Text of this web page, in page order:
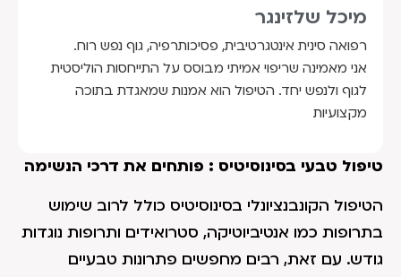
מיכל שלזינגר
רפואה סינית אינטגרטיבית, פסיכותרפיה, גוף נפש רוח.
אני מאמינה שריפוי אמיתי מבוסס על התייחסות הוליסטית
לגוף ולנפש יחד. הטיפול הוא אמנות שמאגדת בתוכה
מקצועיות
טיפול טבעי בסינוסיטיס : פותחים את דרכי הנשימה
הטיפול הקונבנציונלי בסינוסיטיס כולל לרוב שימוש
בתרופות כמו אנטיביוטיקה, סטרואידים ותרופות נוגדות
גודש. עם זאת, רבים מחפשים פתרונות טבעיים